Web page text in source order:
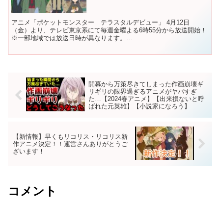
アニメ「ポケットモンスター テラスタルデビュー」 4月12日
（金）より、テレビ東京系にて毎週金曜よる6時55分から放送開始！
※一部地域では放送日時が異なります。
開幕から万策尽きてしまった作画崩壊ギ
リギリの限界過ぎるアニメがヤバすぎ
た…【2024春アニメ】【出来損ないと呼
ばれた元英雄】【小説家になろう】
【新情報】早くもリコリス・リコリス新
作アニメ決定！！運営さんありがとうご
ざいます！
コメント